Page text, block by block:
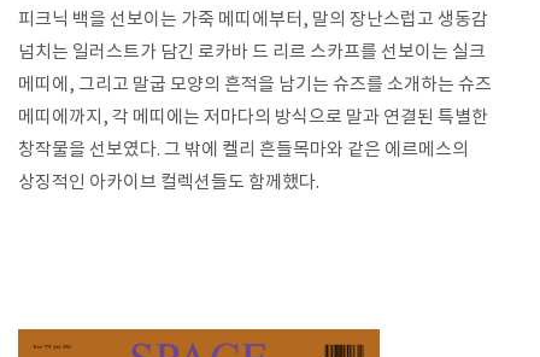
피크닉 백을 선보이는 가죽 메띠에부터, 말의 장난스럽고 생동감
넘치는 일러스트가 담긴 로카바 드 리르 스카프를 선보이는 실크
메띠에, 그리고 말굽 모양의 흔적을 남기는 슈즈를 소개하는 슈즈
메띠에까지, 각 메띠에는 저마다의 방식으로 말과 연결된 특별한
창작물을 선보였다. 그 밖에 켈리 흔들목마와 같은 에르메스의
상징적인 아카이브 컬렉션들도 함께했다.​